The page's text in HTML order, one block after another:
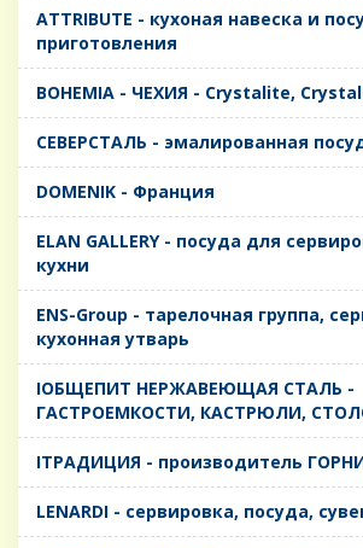
ATTRIBUTE - кухоная навеска и
приготовления
BOHEMIA - ЧЕХИЯ - Crystalite,
CЕВЕРСТАЛЬ - эмалированная
DOMENIK - Франция
ELAN GALLERY - посуда для
кухни
ENS-Group - тарелочная группа,
кухонная утварь
IОБЩЕПИТ НЕРЖАВЕЮЩАЯ СТАЛЬ -
ГАСТРОЕМКОСТИ, КАСТРЮЛИ,
IТРАДИЦИЯ - производитель
LENARDI - сервировка, посуда,